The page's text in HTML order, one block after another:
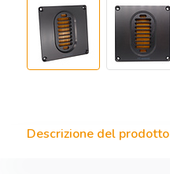
Descrizione del prodotto